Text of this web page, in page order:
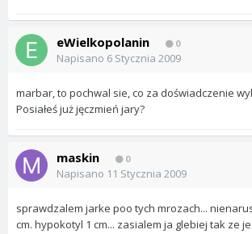
eWielkopolanin 0
Napisano 6 Stycznia 2009
marbar, to pochwal sie, co za doświadczenie
Posiałeś już jęczmień jary?
maskin 0
Napisano 11 Stycznia 2009
sprawdzalem jarke poo tych mrozach...
cm. hypokotyl 1 cm... zasialem ja glebiej tak ze